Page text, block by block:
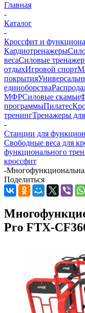
Главная
-
Каталог
-
Кроссфит и
Кардиотренажеры
весаСиловые
отдыхИгровой спорт
покрытия
единоборства
МФРСиловые скамьи
программыПилатес
тренингТренажеры
-
Станции для
Свободные веса для
функционального
кроссфит
-
Поделиться
Pro FTX-